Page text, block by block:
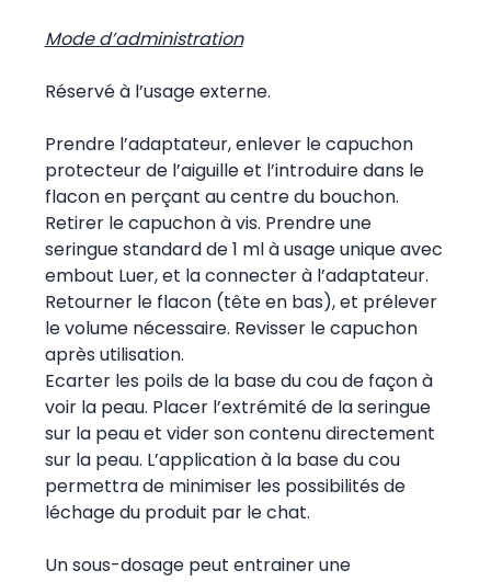
Mode d’administration
Réservé à l’usage externe.
Prendre l’adaptateur, enlever le capuchon
protecteur de l’aiguille et l’introduire dans le
flacon en perçant au centre du bouchon.
Retirer le capuchon à vis. Prendre une
seringue standard de 1 ml à usage unique avec
embout Luer, et la connecter à l’adaptateur.
Retourner le flacon (tête en bas), et prélever
le volume nécessaire. Revisser le capuchon
après utilisation.
Ecarter les poils de la base du cou de façon à
voir la peau. Placer l’extrémité de la seringue
sur la peau et vider son contenu directement
sur la peau. L’application à la base du cou
permettra de minimiser les possibilités de
léchage du produit par le chat.
Un sous-dosage peut entrainer une